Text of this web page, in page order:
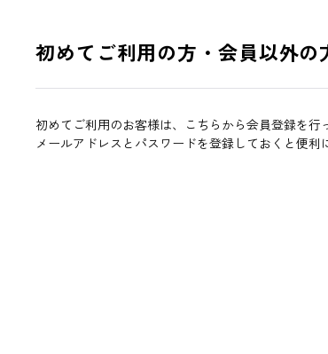
初めてご利用の方・会員以外の
初めてご利用のお客様は、こちらから会員登録を行
メールアドレスとパスワードを登録しておくと便利